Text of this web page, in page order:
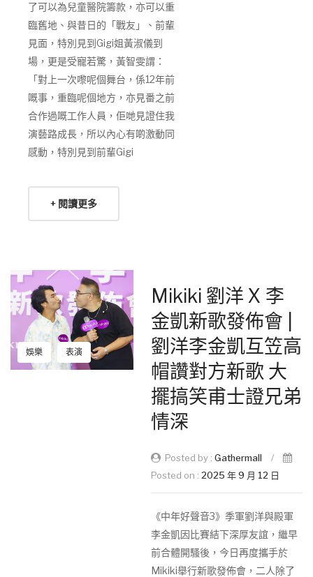
了可以為兒童醫院籌款，亦可以重
臨舊地、與昔日的「戰友」、前輩
見面，特別見到Gigi姐黃淑儀到
場，更是受寵若驚，黃智雯謂：
「對上一次嚟呢個舞台，係12年前
嘅事，重臨呢個地方，亦見番之前
合作過嘅工作人員，佢哋見證住我
演藝路成長，所以內心有啲激動同
感動，特別見到前輩Gigi
+ 閱讀更多
娛樂 表演
Mikiki 劉洋 X 李
金凱新歌發佈會 |
劉洋李金凱互笠高
帽讚對方新歌 大
擺搞笑甫士證兄弟
情深
Posted by : Gathermall
/
Posted on : 2025 年 9 月 12 日
《中年好聲音3》季軍劉洋與殿軍
李金凱因比賽結下深厚友誼，繼早
前合體開騷後，今日再度攜手於
Mikiki舉行新歌發佈會，二人除了